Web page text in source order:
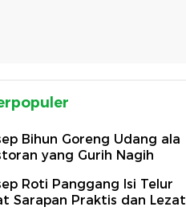
Bihun Goreng Udang ala
yang Gurih Nagih
Roti Panggang Isi Telur
Sarapan Praktis dan Lezat